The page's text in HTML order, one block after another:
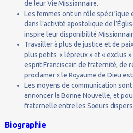
de leur Vie Missionnaire.
Les femmes ont un rôle spécifique
dans l’activité apostolique de
inspire leur disponibilité
Travailler à plus de justice et de
plus petits, « lépreux » et « exclus
esprit Franciscain de fraternité, de
proclamer « le Royaume de Dieu
Les moyens de communication
annoncer la Bonne Nouvelle, et
fraternelle entre les Soeurs
Biographie